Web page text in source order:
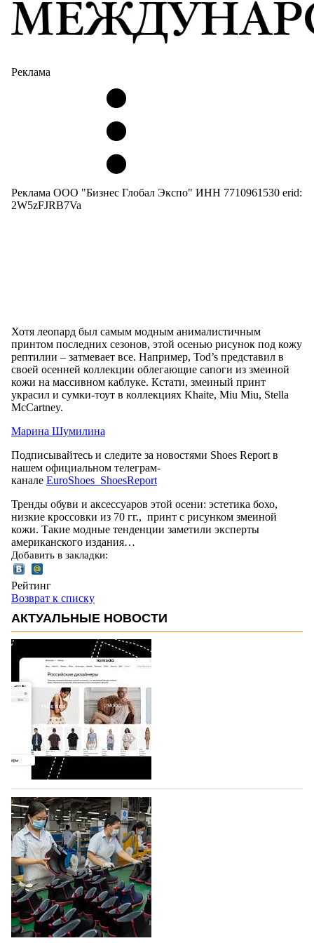
Реклама
Реклама ООО "Бизнес Глобал Экспо" ИНН 7710961530 erid:
2W5zFJRB7Va
Хотя леопард был самым модным анималистичным
принтом последних сезонов, этой осенью рисунок под кожу
рептилии – затмевает все. Например, Tod’s представил в
своей осенней коллекции облегающие сапоги из змеиной
кожи на массивном каблуке. Кстати, змеиный принт
украсил и сумки-тоут в коллекциях Khaite, Miu Miu, Stella
McCartney.
Марина Шумилина
Подписывайтесь и следите за новостями Shoes Report в
нашем официальном телеграм-
канале EuroShoes_ShoesReport
Тренды обуви и аксессуаров этой осени: эстетика бохо,
низкие кроссовки из 70 гг., принт с рисунком змеиной
кожи. Такие модные тенденции заметили эксперты
американского издания…
Добавить в закладки:
Рейтинг
Возврат к списку
АКТУАЛЬНЫЕ НОВОСТИ
На платформе Lamoda - новый раздел и
условия продвижения локальных
дизайнерских марок
Российский маркетплейс Lamoda решил обновить
раздел для продажи продукции локальных
дизайнерских марок одежды, обуви и аксессуаров.
Бренды также получат маркетинговую…